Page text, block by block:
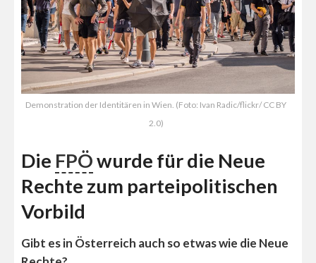
Demonstration der Identitären in Wien. (Foto: Ivan Radic/flickr/ CC BY
2.0)
Die FPÖwurde für die Neue
Rechte zum parteipolitischen
Vorbild
Gibt es in Österreich auch so etwas wie die Neue